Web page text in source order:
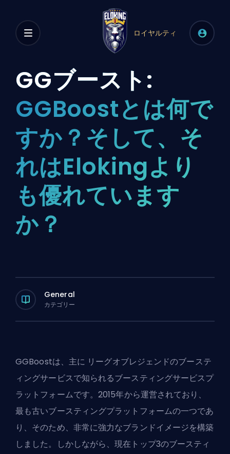
ロイヤルティ
GGブースト:
GGBoostとは何で
すか？そして、そ
れはElokingより
も優れています
か？
General
カテゴリー
GGBoostは、主に リーグオブレジェンドのブーステ
ィングサービスで知られるブースティングサービスプ
ラットフォームです。2015年から運営されており、
最も古いブースティングプラットフォームの一つであ
り、そのため、非常に強力なブランドイメージを構築
しました。しかしながら、現在トップ3のブースティ